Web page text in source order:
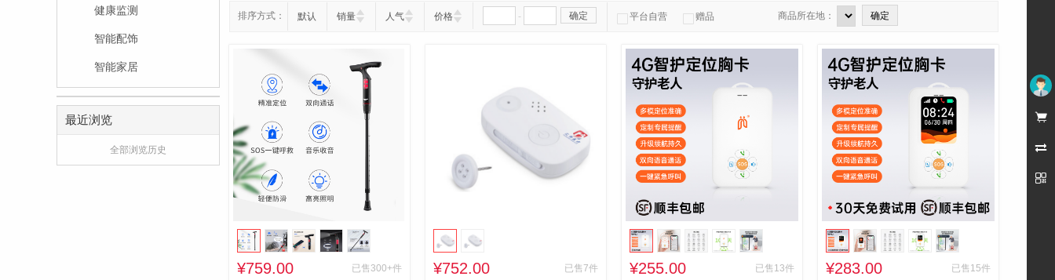
未登录



健康监测
智能配饰
智能家居
最近浏览
全部浏览历史
排序方式： 默认 销量 人气 价格 - 确定 平台自营 赠品 商品所在地：
¥759.00
已售300+件
¥752.00
已售7件
¥255.00
已售13件
¥283.00
已售15件